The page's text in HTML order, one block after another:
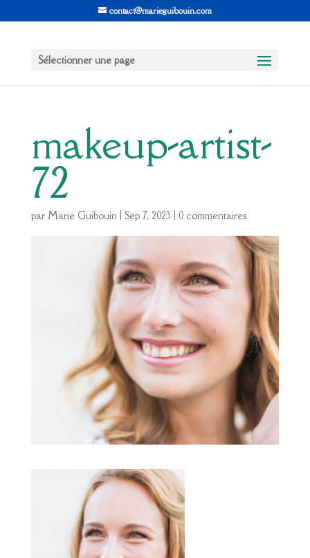
contact@marieguibouin.com
Sélectionner une page
makeup-artist-
72
par Marie Guibouin| Sep 7, 2023 | 0 commentaires